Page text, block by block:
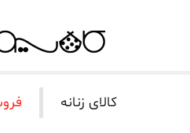
کالای زنانه